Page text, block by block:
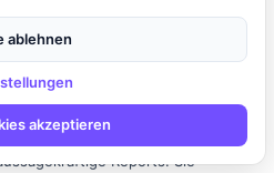
von Teststrategien und -
effizienter und effektiver gestalten.
von Tests, die
in die Testabläufe sowie das
des Teams. Zudem sind Sie für
die Qualitätssicherung
Reports. Sie
ablehnen
akzeptieren